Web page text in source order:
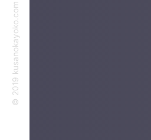
©︎ 2019 kusanokayoko.com